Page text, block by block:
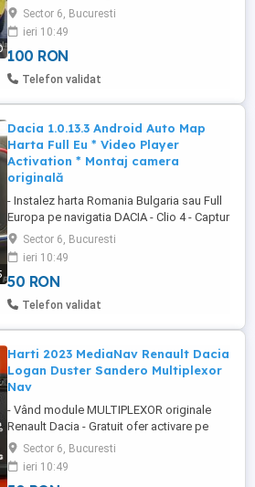
costa 250 lei ( China ) sau 350 lei (
originala ) camera și montajul ei pe
masina ) - RENAULT CLIO. 4 CAPTUR
ACTIVEZ URMATOARELE FUNCTII -
Econometru - Cornering - Schimbare limba
Dezactivare ...
Sector 6, Bucuresti
ieri 10:49
100 RON
Telefon validat
Dacia 1.0.13.3 Android Auto Map
Harta Full Eu * Video Player
Activation * Montaj camera
originală
- Instalez harta Romania Bulgaria sau Full
Europa pe navigatia DACIA - Clio 4 - Captur
- Master - Trafic - Opel Vivaro pe
navigatiile Media Nav & Media Nav
Evolution direct in memoria interna fara sa
se piarda garantia - MONTEZ - INSTALEZ
camera doar pe LOGAN BERLINĂ şi
Sector 6, Bucuresti
ieri 10:49
50 RON
Telefon validat
Harti 2023 MediaNav Renault Dacia
Logan Duster Sandero Multiplexor
Nav
- Vând module MULTIPLEXOR originale
Renault Dacia - Gratuit ofer activare pe
MediaNav - Montajul este plug&play pe
mufa obd fara tăieri de fire - Preț modul și
activare funcții Medianav = 350 lei
Sector 6, Bucuresti
ieri 10:49